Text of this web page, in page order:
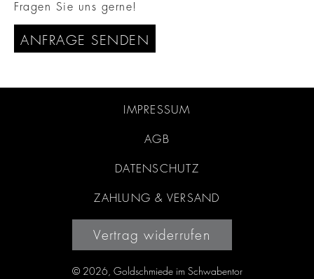
Fragen Sie uns gerne!
ANFRAGE SENDEN
IMPRESSUM
AGB
DATENSCHUTZ
ZAHLUNG & VERSAND
Vertrag widerrufen
© 2026, Goldschmiede im Schwabentor